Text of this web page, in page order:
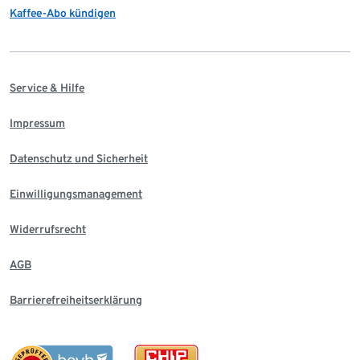
Kaffee-Abo kündigen
Service & Hilfe
Impressum
Datenschutz und Sicherheit
Einwilligungsmanagement
Widerrufsrecht
AGB
Barrierefreiheitserklärung